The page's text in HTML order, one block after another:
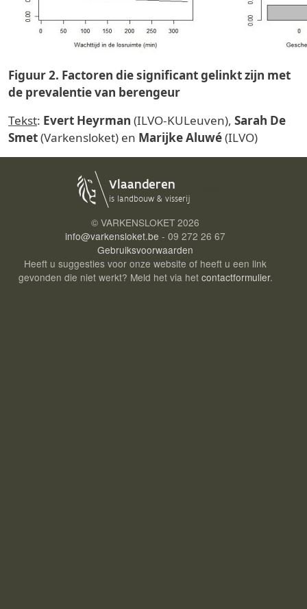
Figuur 2. Factoren die significant gelinkt zijn met
de prevalentie van berengeur
Tekst: Evert Heyrman (ILVO-KULeuven), Sarah De
Smet(Varkensloket) en Marijke Aluwé(ILVO)
© VARKENSLOKET 2026
info@varkensloket.be - 09 272 26 67
Gebruiksvoorwaarden
Heeft u suggesties voor onze website of heeft u een link
gevonden die niet werkt? Meld het via het contactformulier.